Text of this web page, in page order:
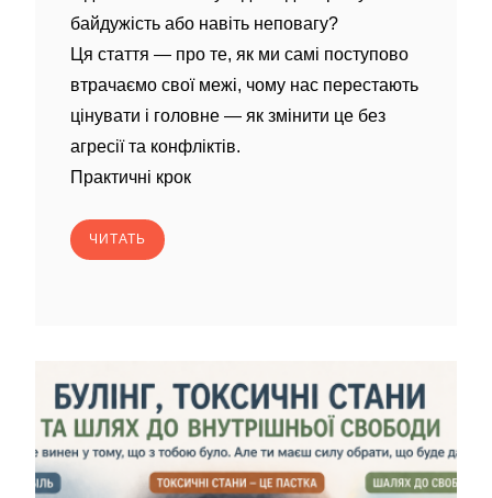
байдужість або навіть неповагу?
Ця стаття — про те, як ми самі поступово
втрачаємо свої межі, чому нас перестають
цінувати і головне — як змінити це без
агресії та конфліктів.
Практичні крок
ЧИТАТЬ